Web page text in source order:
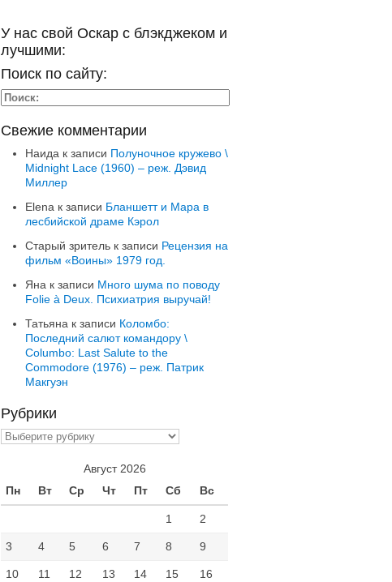
У нас свой Оскар с блэкджеком и
лучшими:
Поиск по сайту:
Свежие комментарии
Наида к записи Полуночное кружево \
Midnight Lace (1960) – реж. Дэвид
Миллер
Elena к записи Бланшетт и Мара в
лесбийской драме Кэрол
Старый зритель к записи Рецензия на
фильм «Воины» 1979 год.
Яна к записи Много шума по поводу
Folie à Deux. Психиатрия выручай!
Татьяна к записи Коломбо:
Последний салют командору \
Columbo: Last Salute to the
Commodore (1976) – реж. Патрик
Макгуэн
Рубрики
Рубрики
Август 2026
Пн
Вт Ср Чт Пт Сб Вс
1 2
3 4 5 6 7 8 9
10 11 12 13 14 15 16